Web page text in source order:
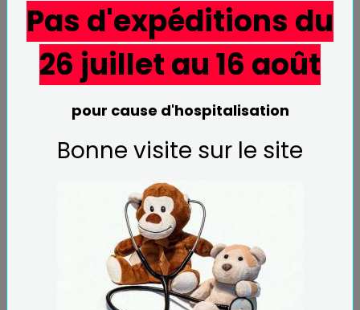
Couleur : bronze
En stock : 36
Ajouter au panier
Facebook Email
Pas d'expéditions du
26 juillet au 16 août
pour cause d'hospitalisation
Bonne visite sur le site